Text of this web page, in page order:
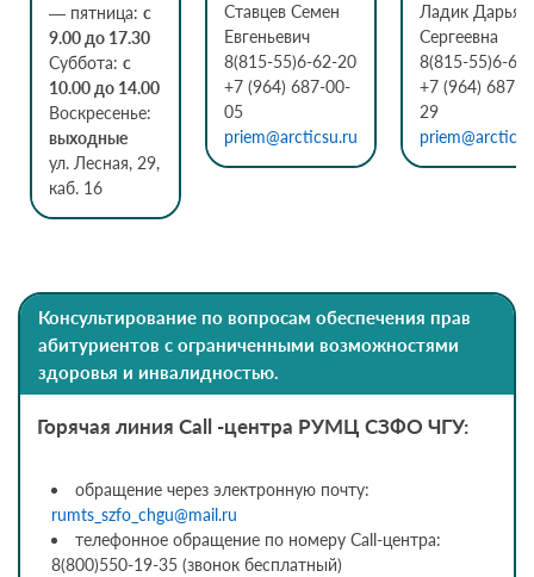
— пятница: с
9.00 до 17.30
Суббота: с
10.00 до 14.00
Воскресенье:
выходные
ул. Лесная, 29,
каб. 16
Ставцев Семен
Евгеньевич
8(815-55)6-62-20
+7 (964) 687-00-
05
priem@arcticsu.ru
Ладик Дарья
Сергеевна
8(815-55)6-
+7 (964) 687-
29
Консультирование по вопросам обеспечения прав
абитуриентов с ограниченными возможностями
здоровья и инвалидностью.
Горячая линия Call -центра РУМЦ СЗФО ЧГУ:
обращение через электронную почту:
rumts_szfo_chgu@mail.ru
телефонное обращение по номеру Call-центра:
8(800)550-19-35 (звонок бесплатный)